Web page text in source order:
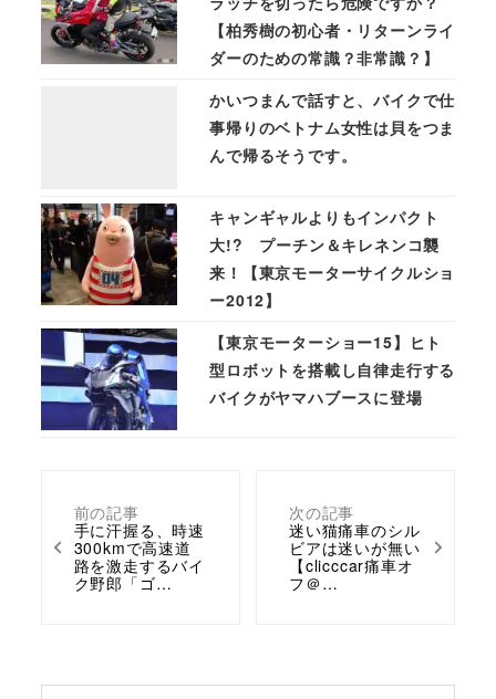
前の記事
手に汗握る、時速
300kmで高速道
路を激走するバイ
ク野郎「ゴ…
次の記事
迷い猫痛車のシル
ビアは迷いが無い
【clicccar痛車オ
フ＠…
【柏秀樹の初心者・リターンライ
ダーのための常識？非常識？】
かいつまんで話すと、バイクで仕
事帰りのベトナム女性は貝をつま
んで帰るそうです。
キャンギャルよりもインパクト
大!? プーチン＆キレネンコ襲
来！【東京モーターサイクルショ
ー2012】
【東京モーターショー15】ヒト
型ロボットを搭載し自律走行する
バイクがヤマハブースに登場